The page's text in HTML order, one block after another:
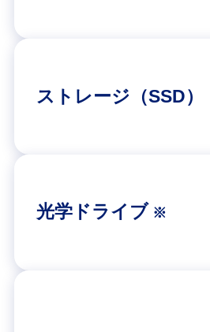
ストレージ（SSD）
光学ドライブ ※